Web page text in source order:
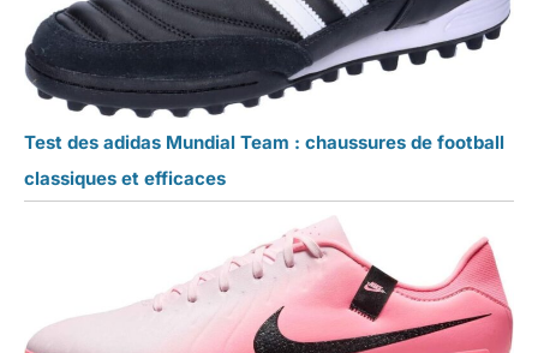
Test des adidas Mundial Team : chaussures de football
classiques et efficaces